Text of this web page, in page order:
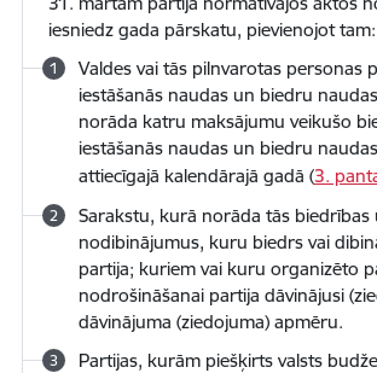
iesniedz gada pārskatu, pievienojot tam:
Valdes vai tās pilnvarotas personas
iestāšanās naudas un biedru
norāda katru maksājumu veikušo
iestāšanās naudas un biedru
attiecīgajā kalendārajā gadā (3.
Sarakstu, kurā norāda tās biedrības
nodibinājumus, kuru biedrs vai
partija; kuriem vai kuru organizēto
nodrošināšanai partija dāvinājusi
dāvinājuma (ziedojuma) apmēru.
Partijas, kurām piešķirts valsts